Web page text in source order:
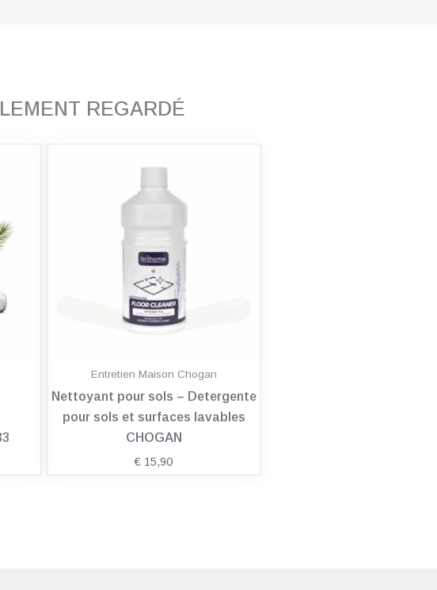
REGARDÉ
Entretien Maison Chogan
Nettoyant pour sols – Detergente
pour sols et surfaces lavables
CHOGAN
€ 15,90